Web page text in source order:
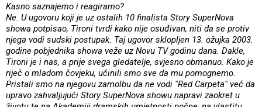
Kasno saznajemo i reagiramo?
Ne. U ugovoru koji je uz ostalih 10 finalista Story SuperNova
showa potpisao, Tironi tvrdi kako nije osuđivan, niti da se protiv
njega vodi sudski postupak. Taj ugovor sklopljen 13. ožujka 2003.
godine pobjednika showa veže uz Novu TV godinu dana. Dakle,
Tironi je i nas, a prije svega gledatelje, svjesno obmanuo. Kako je
riječ o mladom čovjeku, učinili smo sve da mu pomognemo.
Pristali smo na njegovu zamolbu da ne vodi "Red Carpeta" već da
upravo zahvaljujući Story SuperNova showu napravi zaokret u